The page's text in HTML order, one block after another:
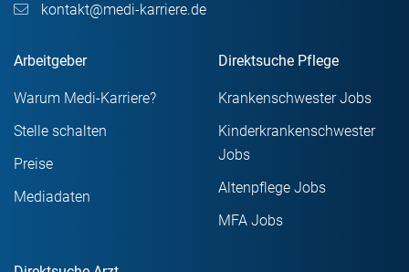
kontakt@medi-karriere.de
Arbeitgeber
Warum Medi-Karriere?
Stelle schalten
Preise
Mediadaten
Direktsuche Pflege
Krankenschwester Jobs
Kinderkrankenschwester
Jobs
Altenpflege Jobs
MFA Jobs